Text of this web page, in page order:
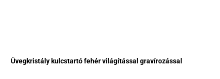
Üvegkristály kulcstartó fehér világítással gravírozással